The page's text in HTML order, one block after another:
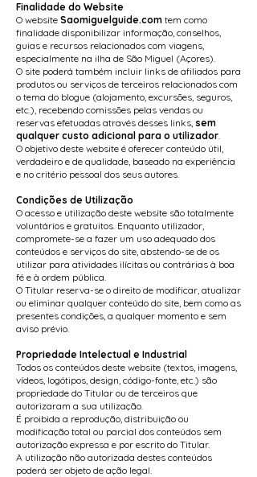
Finalidade do Website
O website Saomiguelguide.com tem como
finalidade disponibilizar informação, conselhos,
guias e recursos relacionados com viagens,
especialmente na ilha de São Miguel (Açores).
O site poderá também incluir links de afiliados para
produtos ou serviços de terceiros relacionados com
o tema do blogue (alojamento, excursões, seguros,
etc.), recebendo comissões pelas vendas ou
reservas efetuadas através desses links, sem
qualquer custo adicional para o utilizador.
O objetivo deste website é oferecer conteúdo útil,
verdadeiro e de qualidade, baseado na experiência
e no critério pessoal dos seus autores.
Condições de Utilização
O acesso e utilização deste website são totalmente
voluntários e gratuitos. Enquanto utilizador,
compromete-se a fazer um uso adequado dos
conteúdos e serviços do site, abstendo-se de os
utilizar para atividades ilícitas ou contrárias à boa
fé e à ordem pública.
O Titular reserva-se o direito de modificar, atualizar
ou eliminar qualquer conteúdo do site, bem como as
presentes condições, a qualquer momento e sem
aviso prévio.
Propriedade Intelectual e Industrial
Todos os conteúdos deste website (textos, imagens,
vídeos, logótipos, design, código-fonte, etc.) são
propriedade do Titular ou de terceiros que
autorizaram a sua utilização.
É proibida a reprodução, distribuição ou
modificação total ou parcial dos conteúdos sem
autorização expressa e por escrito do Titular.
A utilização não autorizada destes conteúdos
poderá ser objeto de ação legal.